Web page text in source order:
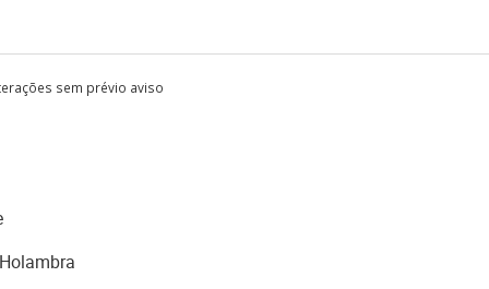
sem prévio aviso